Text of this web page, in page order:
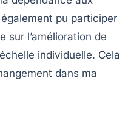
pu participer
sur l’amélioration de
individuelle. Cela
dans ma